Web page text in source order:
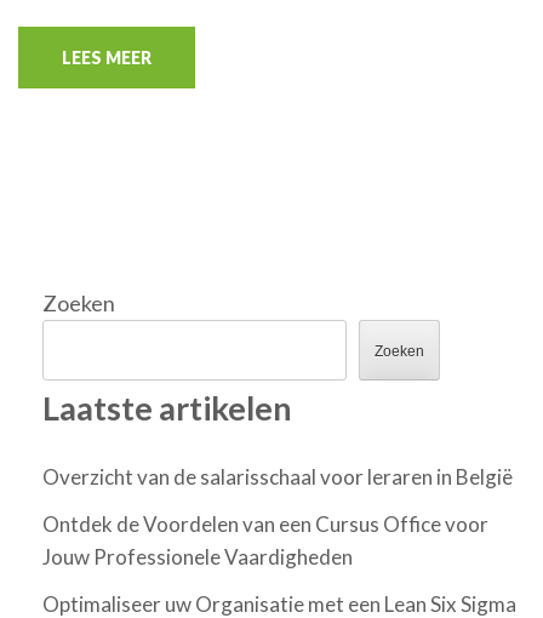
LEES MEER
Zoeken
Zoeken
Laatste artikelen
Overzicht van de salarisschaal voor leraren in België
Ontdek de Voordelen van een Cursus Office voor
Jouw Professionele Vaardigheden
Optimaliseer uw Organisatie met een Lean Six Sigma